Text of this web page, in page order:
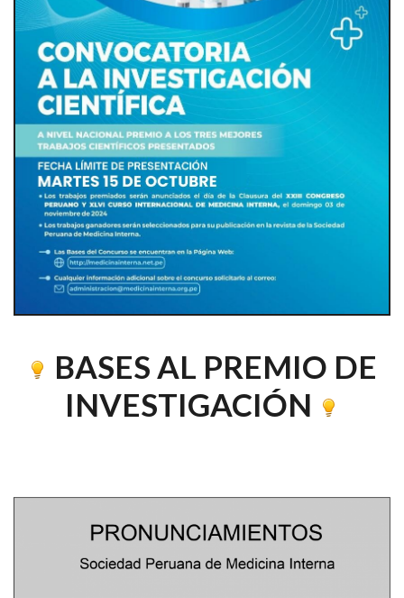
BASES AL PREMIO DE
INVESTIGACIÓN